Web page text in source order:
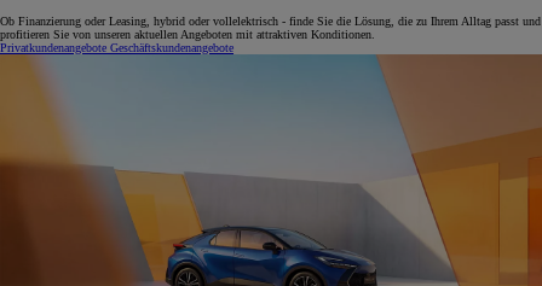
Ob Finanzierung oder Leasing, hybrid oder vollelektrisch - finde Sie die Lösung, die zu Ihrem Alltag passt und
profitieren Sie von unseren aktuellen Angeboten mit attraktiven Konditionen.
Privatkundenangebote Geschäftskundenangebote